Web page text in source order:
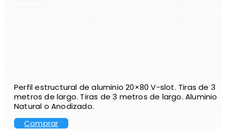
Perfil estructural de aluminio 20×80 V-slot. Tiras de 3
metros de largo. Tiras de 3 metros de largo. Aluminio
Natural o Anodizado.
Comprar